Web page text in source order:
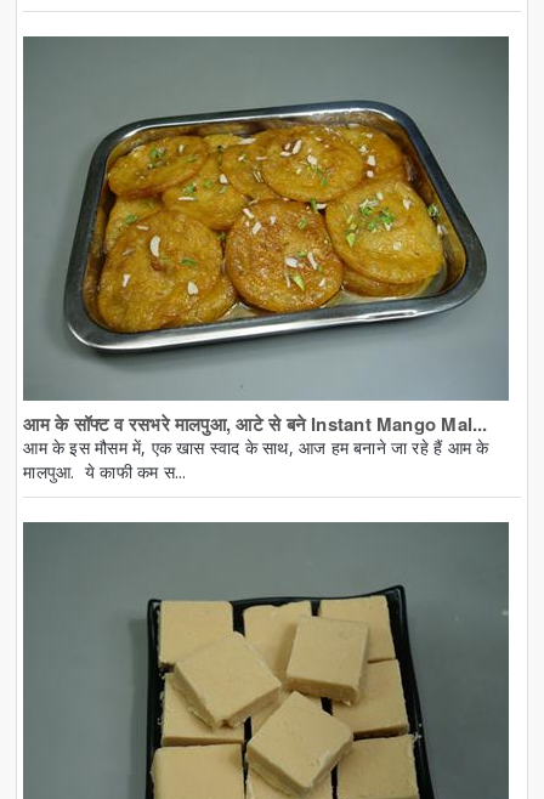
आम के सॉफ्ट व रसभरे मालपुआ, आटे से बने Instant Mango Mal...
आम के इस मौसम में, एक खास स्वाद के साथ, आज हम बनाने जा रहे हैं आम के
मालपुआ. ये काफी कम स...